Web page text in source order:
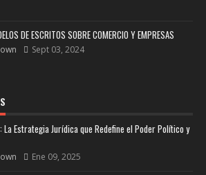
DE ESCRITOS SOBRE COMERCIO Y EMPRESAS
Sept 03, 2024
La Estrategia Jurídica que Redefine el Poder Político y
Ene 09, 2025